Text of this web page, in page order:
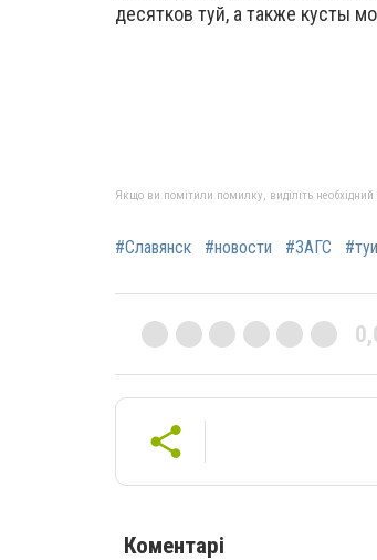
десятков туй, а также кусты
Якщо ви помітили помилку, виділіть
#Славянск #новости #ЗАГС #туи
Коментарі